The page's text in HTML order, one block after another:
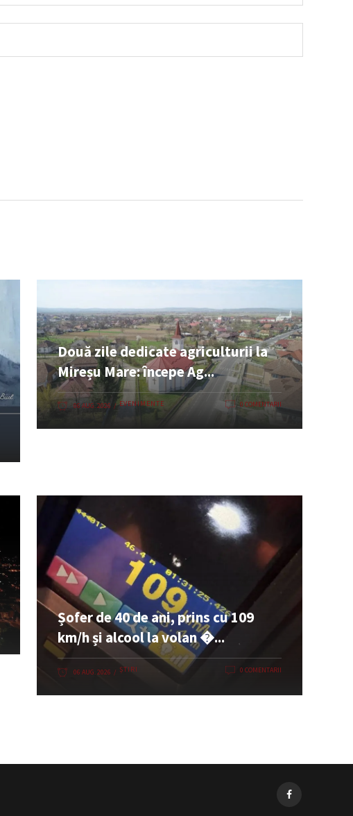
Două zile dedicate agriculturii la
Mireșu Mare: începe Ag...
06 AUG. 2026 EVENIMENTE 0 COMENTARII
Șofer de 40 de ani, prins cu 109
km/h și alcool la volan �...
06 AUG. 2026 ȘTIRI 0 COMENTARII